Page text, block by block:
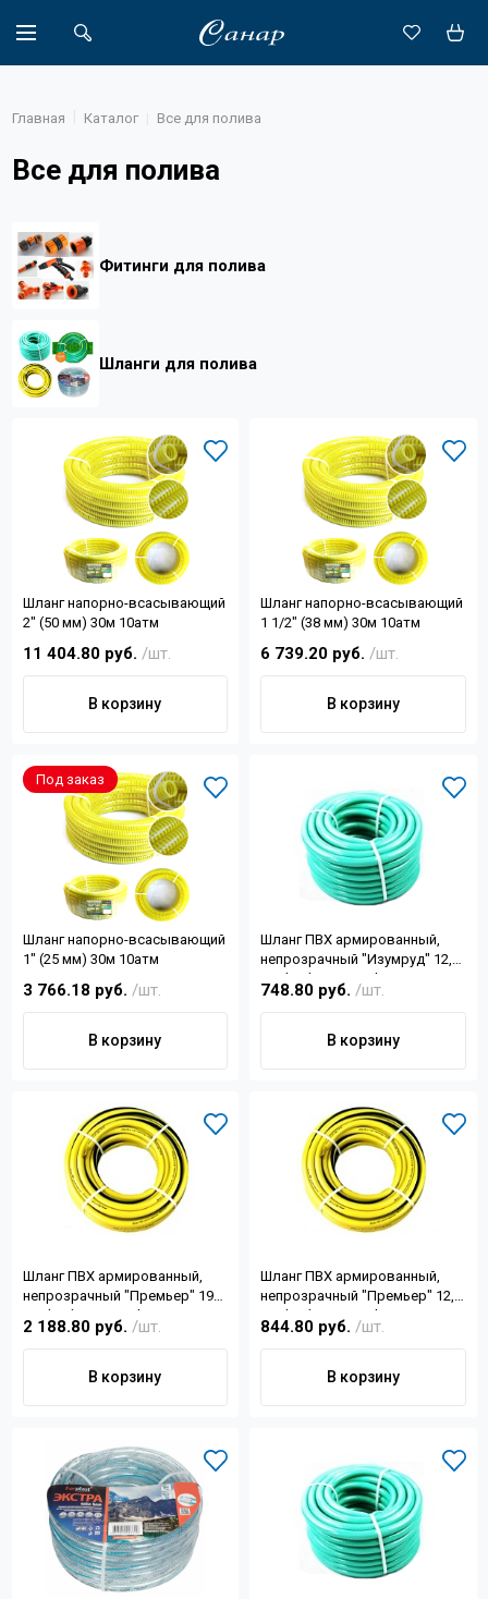
Объекты
Партнеры
+7 (4822) 32-28-74
info@sanar-tver.ru
Главная Каталог Все для полива
Все для полива
Фитинги для полива
Шланги для полива
Шланг напорно-всасывающий
2" (50 мм) 30м 10атм
11 404.80 руб. /шт.
В корзину
Шланг напорно-всасывающий
1 1/2" (38 мм) 30м 10атм
6 739.20 руб. /шт.
В корзину
Под заказ
Шланг напорно-всасывающий
1" (25 мм) 30м 10атм
3 766.18 руб. /шт.
В корзину
Шланг ПВХ армированный,
непрозрачный "Изумруд" 12,5
мм (1/2) 25м Forplast
748.80 руб. /шт.
В корзину
Шланг ПВХ армированный,
непрозрачный "Премьер" 19
мм (3/4) 50м Forplast
2 188.80 руб. /шт.
В корзину
Шланг ПВХ армированный,
непрозрачный "Премьер" 12,5
мм (1/2) 25м Forplast
844.80 руб. /шт.
В корзину